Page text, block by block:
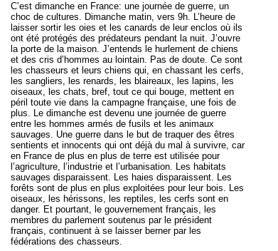
C’est dimanche en France: une journée de guerre, un
choc de cultures. Dimanche matin, vers 9h. L’heure de
laisser sortir les oies et les canards de leur enclos où ils
ont été protégés des prédateurs pendant la nuit. J’ouvre
la porte de la maison. J’entends le hurlement de chiens
et des cris d’hommes au lointain. Pas de doute. Ce sont
les chasseurs et leurs chiens qui, en chassant les cerfs,
les sangliers, les renards, les blaireaux, les lapins, les
oiseaux, les chats, bref, tout ce qui bouge, mettent en
péril toute vie dans la campagne française, une fois de
plus. Le dimanche est devenu une journée de guerre
entre les hommes armés de fusils et les animaux
sauvages. Une guerre dans le but de traquer des êtres
sentients et innocents qui ont déjà du mal à survivre, car
en France de plus en plus de terre est utilisée pour
l’agriculture, l’industrie et l’urbanisation. Les habitats
sauvages disparaissent. Les haies disparaissent. Les
forêts sont de plus en plus exploitées pour leur bois. Les
oiseaux, les hérissons, les reptiles, les cerfs sont en
danger. Et pourtant, le gouvernement français, les
membres du parlement soutenus par le président
français, continuent à se laisser berner par les
fédérations des chasseurs.